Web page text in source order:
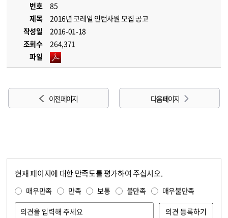
번호
85
제목
2016년 코레일 인턴사원 모집 공고
작성일
2016-01-18
조회수
264,371
파일
이전 페이지 다음 페이지
현재 페이지에 대한 만족도를 평가하여 주십시오.
매우만족 만족 보통 불만족 매우불만족